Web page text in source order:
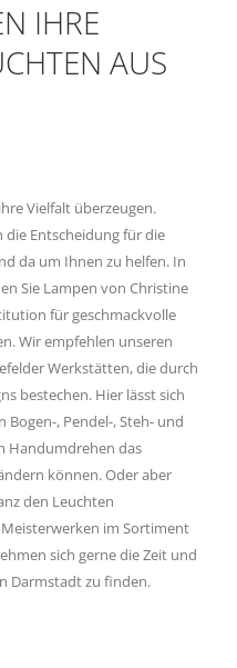
IHRE
AUS
Vielfalt überzeugen.
die Entscheidung für die
da um Ihnen zu helfen. In
Sie Lampen von Christine
für geschmackvolle
Wir empfehlen unseren
Werkstätten, die durch
bestechen. Hier lässt sich
Bogen-, Pendel-, Steh- und
Handumdrehen das
können. Oder aber
den Leuchten
im Sortiment
sich gerne die Zeit und
Darmstadt zu finden.